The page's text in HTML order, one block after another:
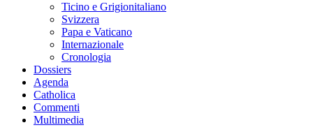
Ticino e Grigionitaliano
Svizzera
Papa e Vaticano
Internazionale
Cronologia
Dossiers
Agenda
Catholica
Commenti
Multimedia